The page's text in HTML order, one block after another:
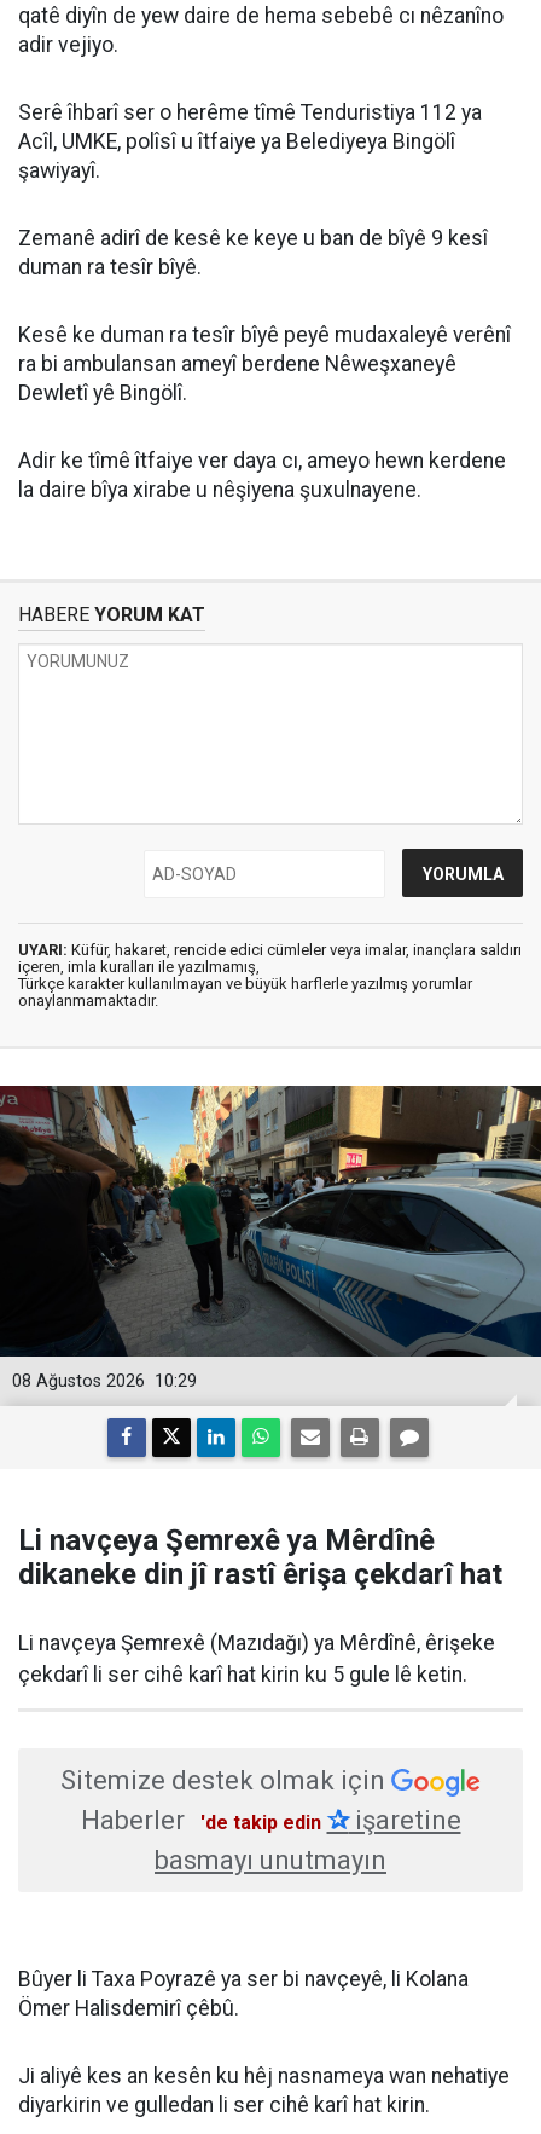
qatê diyîn de yew daire de hema sebebê cı nêzanîno
adir vejiyo.
Serê îhbarî ser o herême tîmê Tenduristiya 112 ya
Acîl, UMKE, polîsî u îtfaiye ya Belediyeya Bingölî
şawiyayî.
Zemanê adirî de kesê ke keye u ban de bîyê 9 kesî
duman ra tesîr bîyê.
Kesê ke duman ra tesîr bîyê peyê mudaxaleyê verênî
ra bi ambulansan ameyî berdene Nêweşxaneyê
Dewletî yê Bingölî.
Adir ke tîmê îtfaiye ver daya cı, ameyo hewn kerdene
la daire bîya xirabe u nêşiyena şuxulnayene.
HABERE YORUM KAT
UYARI: Küfür, hakaret, rencide edici cümleler veya imalar, inançlara saldırı
içeren, imla kuralları ile yazılmamış,
Türkçe karakter kullanılmayan ve büyük harflerle yazılmış yorumlar
onaylanmamaktadır.
10:29
08 Ağustos 2026
Li navçeya Şemrexê ya Mêrdînê
dikaneke din jî rastî êrişa çekdarî hat
Li navçeya Şemrexê (Mazıdağı) ya Mêrdînê, êrişeke
çekdarî li ser cihê karî hat kirin ku 5 gule lê ketin.
Sitemize destek olmak için
Haberler
'de takip edin ✰işaretine
basmayı unutmayın
Bûyer li Taxa Poyrazê ya ser bi navçeyê, li Kolana
Ömer Halisdemirî çêbû.
Ji aliyê kes an kesên ku hêj nasnameya wan nehatiye
diyarkirin ve gulledan li ser cihê karî hat kirin.